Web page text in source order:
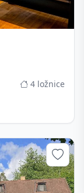
4 ložnice